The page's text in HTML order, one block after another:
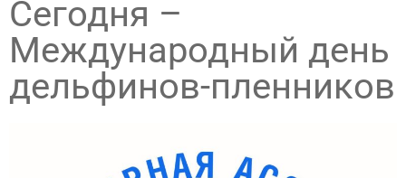
Сегодня –
Международный день
дельфинов-пленников